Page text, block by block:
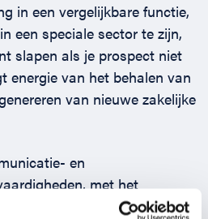
in een vergelijkbare functie,
een speciale sector te zijn,
slapen als je prospect niet
energie van het behalen van
van nieuwe zakelijke
en
met het
op te bouwen en te